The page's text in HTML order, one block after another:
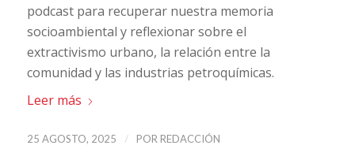
podcast para recuperar nuestra memoria
socioambiental y reflexionar sobre el
extractivismo urbano, la relación entre la
comunidad y las industrias petroquímicas.
Leer más
25 AGOSTO, 2025 / POR REDACCIÓN